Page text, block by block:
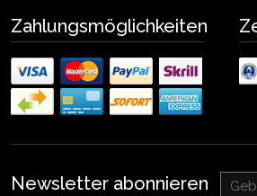
Zahlungsmöglichkeiten
Newsletter abonnieren